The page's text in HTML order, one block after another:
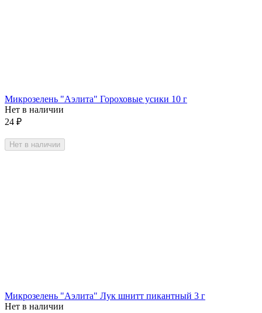
Микрозелень "Аэлита" Гороховые усики 10 г
Нет в наличии
24 ₽
Нет в наличии
Микрозелень "Аэлита" Лук шнитт пикантный 3 г
Нет в наличии